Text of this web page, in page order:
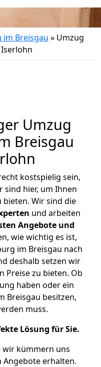
Breisgau » Umzug
Umzug
Breisgau
kostspielig sein,
sind hier, um Ihnen
bieten. Wir sind die
und arbeiten
Angebote und
wie wichtig es ist,
im Breisgau nach
deshalb setzen wir
Preise zu bieten. Ob
haben oder ein
Breisgau besitzen,
muss.
Lösung für Sie.
wir kümmern uns
Angebote erhalten.